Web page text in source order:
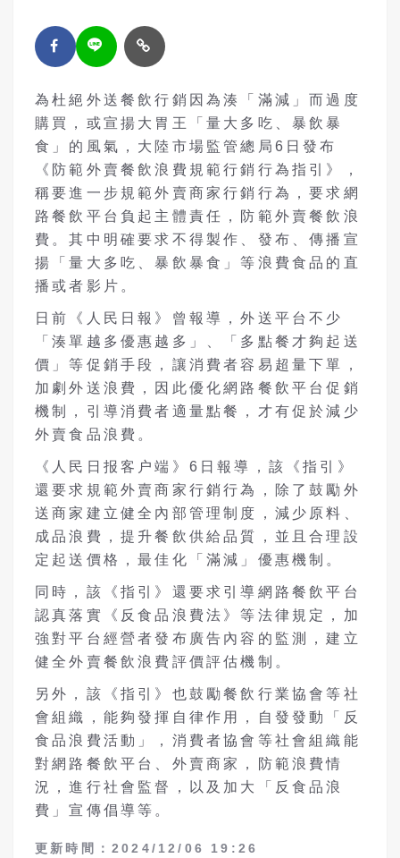
為杜絕外送餐飲行銷因為湊「滿減」而過度
購買，或宣揚大胃王「量大多吃、暴飲暴
食」的風氣，大陸市場監管總局6日發布
《防範外賣餐飲浪費規範行銷行為指引》，
稱要進一步規範外賣商家行銷行為，要求網
路餐飲平台負起主體責任，防範外賣餐飲浪
費。其中明確要求不得製作、發布、傳播宣
揚「量大多吃、暴飲暴食」等浪費食品的直
播或者影片。
日前《人民日報》曾報導，外送平台不少
「湊單越多優惠越多」、「多點餐才夠起送
價」等促銷手段，讓消費者容易超量下單，
加劇外送浪費，因此優化網路餐飲平台促銷
機制，引導消費者適量點餐，才有促於減少
外賣食品浪費。
《人民日报客户端》6日報導，該《指引》
還要求規範外賣商家行銷行為，除了鼓勵外
送商家建立健全內部管理制度，減少原料、
成品浪費，提升餐飲供給品質，並且合理設
定起送價格，最佳化「滿減」優惠機制。
同時，該《指引》還要求引導網路餐飲平台
認真落實《反食品浪費法》等法律規定，加
強對平台經營者發布廣告內容的監測，建立
健全外賣餐飲浪費評價評估機制。
另外，該《指引》也鼓勵餐飲行業協會等社
會組織，能夠發揮自律作用，自發發動「反
食品浪費活動」，消費者協會等社會組織能
對網路餐飲平台、外賣商家，防範浪費情
況，進行社會監督，以及加大「反食品浪
費」宣傳倡導等。
更新時間：2024/12/06 19:26